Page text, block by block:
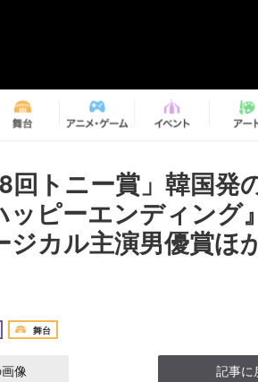
回トニー賞」韓国
ッピーエンディング
ジカル主演男優賞ほ
舞台
像 記事に